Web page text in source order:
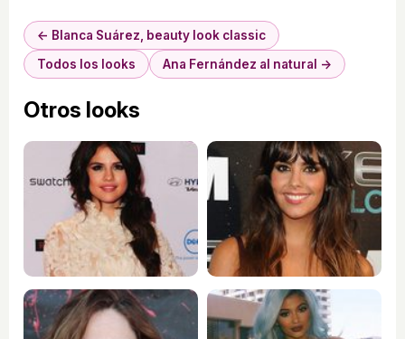
← Blanca Suárez, beauty look classic
Todos los looks
Ana Fernández al natural →
Otros looks